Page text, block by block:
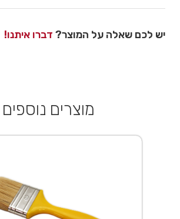
יש לכם שאלה על המוצר? דברו איתנו!
מוצרים נוספים